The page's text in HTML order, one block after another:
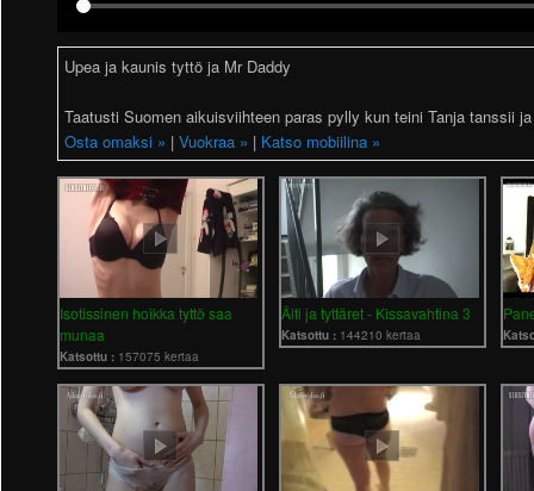
Upea ja kaunis tyttö ja Mr Daddy
Taatusti Suomen aikuisviihteen paras pylly kun teini Tanja tanssii
Osta omaksi » |Vuokraa » | Katso mobiilina »
Isotissinen hoikka tyttö saa
munaa
Katsottu : 157075 kertaa
Äiti ja tyttäret - Kissavahtina 3
Katsottu : 144210 kertaa